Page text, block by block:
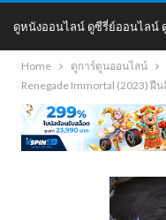
ดูหนังออนไลน์ ดูซีรี่ย์ออนไลน์
DoDoNung
Home
ดูการ์ตูนออนไลน์
Renegade Immortal (2023) ฝื